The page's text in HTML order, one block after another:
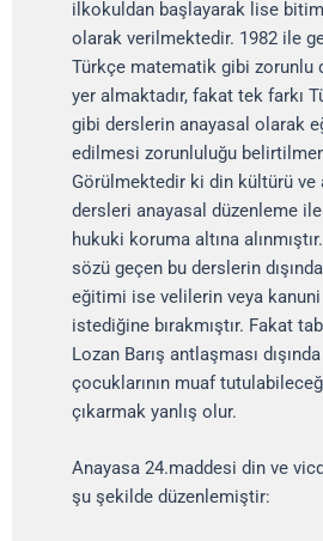
ilkokuldan başlayarak lise
olarak verilmektedir. 1982 ile
Türkçe matematik gibi zorunlu
yer almaktadır, fakat tek farkı
gibi derslerin anayasal olarak
edilmesi zorunluluğu
Görülmektedir ki din kültürü ve
dersleri anayasal düzenleme
hukuki koruma altına
sözü geçen bu derslerin
eğitimi ise velilerin veya
istediğine bırakmıştır. Fakat
Lozan Barış antlaşması
çocuklarının muaf
çıkarmak yanlış olur.
Anayasa 24.maddesi din ve
şu şekilde düzenlemiştir: